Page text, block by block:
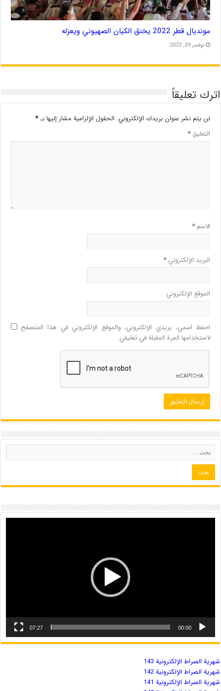
مونديال قطر 2022 يخنق الكيان الصهيوني ويعزله
نوفمبر 29, 2022
اترك تعليقاً
لن يتم نشر عنوان بريدك الإلكتروني. الحقول الإلزامية مشار إليها بـ*
التعليق*
الاسم*
البريد الإلكتروني*
الموقع الإلكتروني
احفظ اسمي، بريدي الإلكتروني، والموقع الإلكتروني في هذا المتصفح
لاستخدامها المرة المقبلة في تعليقي.
00:00
07:27
شهریة الصراط الإلكترونية 143
شهریة الصراط الإلكترونية 142
شهریة الصراط الإلكترونية 141